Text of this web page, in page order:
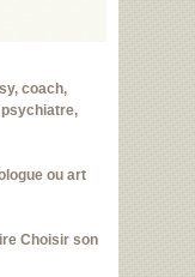
coach,
ou art
Choisir son